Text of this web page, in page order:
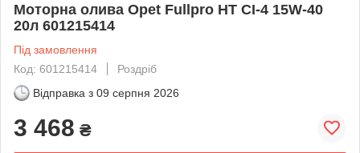
Моторна олива Opet Fullpro HT CI-4 15W-40
20л 601215414
Під замовлення
Код: 601215414
Роздріб
Відправка з 09 серпня 2026
3 468 ₴